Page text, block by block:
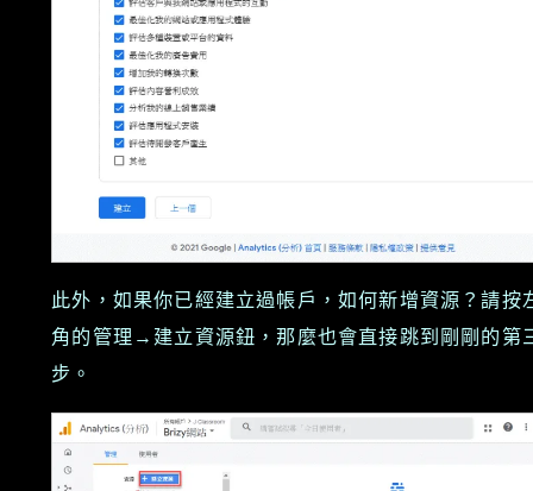
此外，如果你已經建立過帳戶，如何新增資源？請按
角的管理→建立資源鈕，那麼也會直接跳到剛剛的第
步。